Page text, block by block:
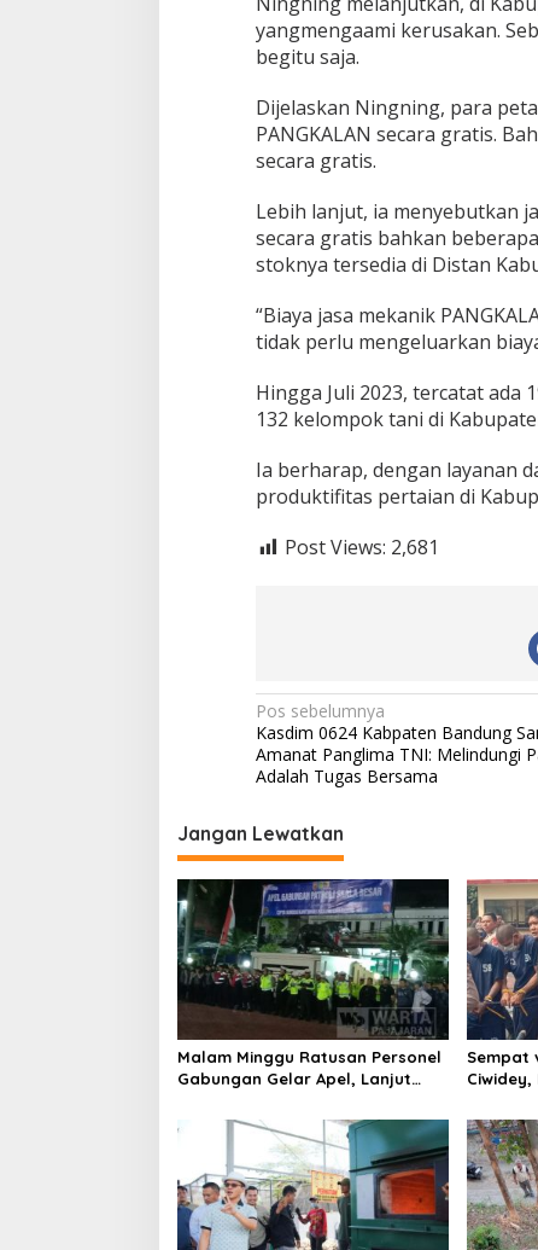
yangmengaami kerusakan.
begitu saja.
Dijelaskan Ningning, para
PANGKALAN secara gratis.
secara gratis.
Lebih lanjut, ia menyebutkan
secara gratis bahkan
stoknya tersedia di Distan
“Biaya jasa mekanik
tidak perlu mengeluarkan
Hingga Juli 2023, tercatat ada
132 kelompok tani di
Ia berharap, dengan layanan
produktifitas pertaian di
Post Views: 2,681
N
a
v
i
g
a
s
i
p
o
s
Pos sebelumnya
Kasdim 0624 Kabpaten Bandung
Amanat Panglima TNI: Melindungi
Adalah Tugas Bersama
Jangan Lewatkan
Malam Minggu Ratusan Personel
Gabungan Gelar Apel, Lanjut
Bandung
Sempat
Ciwidey,